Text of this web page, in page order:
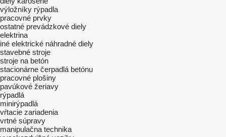
výložníky rýpadla
pracovné prvky
ostatné prevádzkové diely
elektrina
iné elektrické náhradné diely
stavebné stroje
stroje na betón
stacionárne čerpadlá betónu
pracovné plošiny
pavúkové žeriavy
rýpadlá
minirýpadlá
vŕtacie zariadenia
vrtné súpravy
manipulačna technika